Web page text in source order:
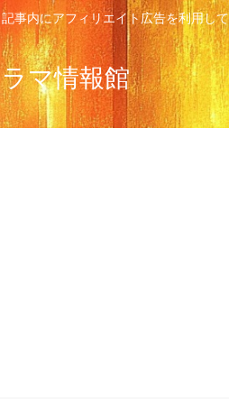
事内にアフィリエイト広告を利用し
マ情報館